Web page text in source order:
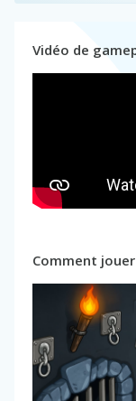
Vidéo de
Comment